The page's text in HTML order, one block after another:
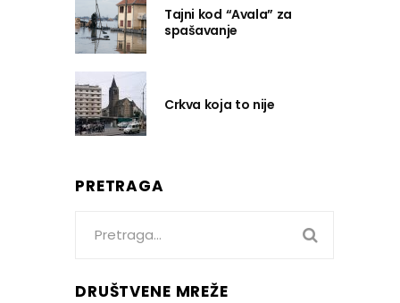
Tajni kod “Avala” za
spašavanje
Crkva koja to nije
PRETRAGA
DRUŠTVENE MREŽE